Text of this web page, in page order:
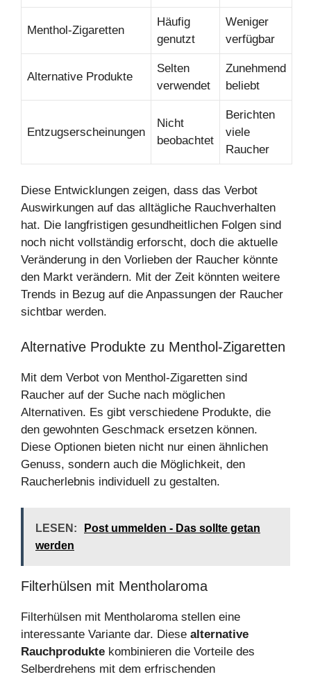
Menthol-Zigaretten
Häufig
genutzt
Weniger
verfügbar
Alternative Produkte
Selten
verwendet
Zunehmend
beliebt
Entzugserscheinungen
Nicht
beobachtet
Berichten
viele
Raucher
Diese Entwicklungen zeigen, dass das Verbot
Auswirkungen auf das alltägliche Rauchverhalten
hat. Die langfristigen gesundheitlichen Folgen sind
noch nicht vollständig erforscht, doch die aktuelle
Veränderung in den Vorlieben der Raucher könnte
den Markt verändern. Mit der Zeit könnten weitere
Trends in Bezug auf die Anpassungen der Raucher
sichtbar werden.
Alternative Produkte zu Menthol-Zigaretten
Mit dem Verbot von Menthol-Zigaretten sind
Raucher auf der Suche nach möglichen
Alternativen. Es gibt verschiedene Produkte, die
den gewohnten Geschmack ersetzen können.
Diese Optionen bieten nicht nur einen ähnlichen
Genuss, sondern auch die Möglichkeit, den
Raucherlebnis individuell zu gestalten.
LESEN:
Post ummelden - Das sollte getan
werden
Filterhülsen mit Mentholaroma
Filterhülsen mit Mentholaroma stellen eine
interessante Variante dar. Diese alternative
Rauchprodukte kombinieren die Vorteile des
Selberdrehens mit dem erfrischenden